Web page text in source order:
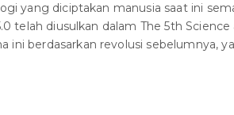
yang diciptakan manusia saat ini
telah diusulkan dalam The 5th
ini berdasarkan revolusi sebelumnya,